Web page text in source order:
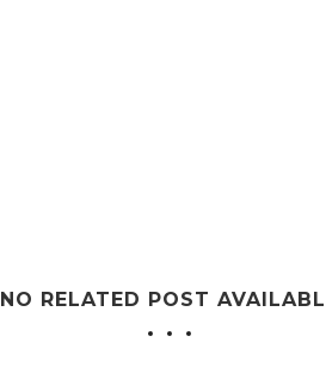
NO RELATED POST